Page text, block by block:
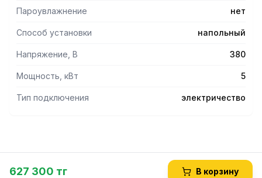
Пароувлажнение нет
Способ установки напольный
Напряжение, В 380
Мощность, кВт 5
Тип подключения электричество
627 300 тг В корзину